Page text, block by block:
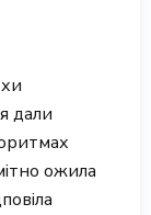
дали
ожила